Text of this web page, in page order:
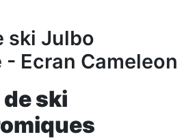
ski Julbo
Ecran Cameleon
ski